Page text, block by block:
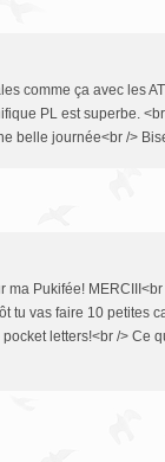
comme ça avec les
PL est superbe.
belle journée<br />
ma Pukifée!
tu vas faire 10 petites
letters!<br /> Ce